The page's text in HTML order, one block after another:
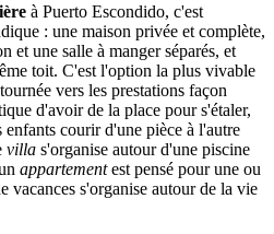
à Puerto Escondido, c'est
: une maison privée et complète,
et une salle à manger séparés, et
toit. C'est l'option la plus vivable
vers les prestations façon
d'avoir de la place pour s'étaler,
enfants courir d'une pièce à l'autre
villa s'organise autour d'une piscine
appartementest pensé pour une ou
vacances s'organise autour de la vie